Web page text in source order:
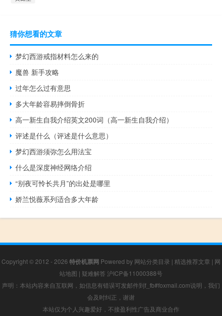
猜你想看的文章
梦幻西游戒指材料怎么来的
魔兽 新手攻略
过年怎么过有意思
多大年龄容易摔倒骨折
高一新生自我介绍英文200词（高一新生自我介绍）
评述是什么（评述是什么意思）
梦幻西游须弥怎么用法宝
什么是深度神经网络介绍
“别夜可怜长共月”的出处是哪里
娇兰悦薇系列适合多大年龄
Copyright © 2012 - 2026 特价机票网 Powered by 网站分类目录 | 精选推荐文章 | 网
站地图 | 疑难解答 沪ICP备11000388号
声明：本站内容来自互联网，如信息有错误可发邮件到f_fb#foxmail.com说明，我们
会及时纠正，谢谢
本站仅为个人兴趣爱好，不接盈利性广告及商业合作